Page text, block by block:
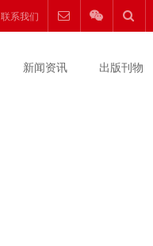
联系我们
新闻资讯 出版刊物